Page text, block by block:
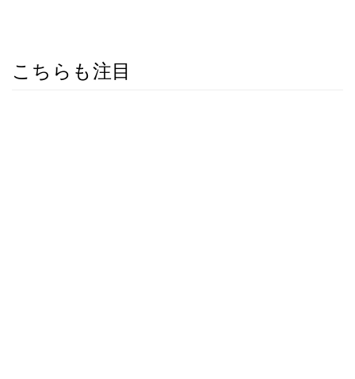
こちらも注目